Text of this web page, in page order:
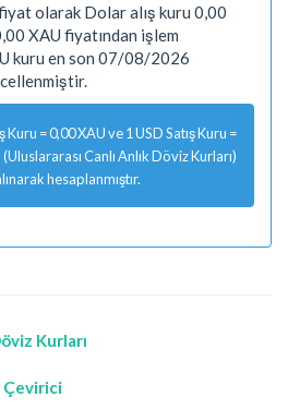
olarak Dolar alış kuru 0,00
XAU fiyatından işlem
kuru en son 07/08/2026
Kuru = 0,00 XAU ve 1 USD Satış Kuru =
Canlı Anlık Döviz Kurları)
hesaplanmıştır.
Kurları
Çevirici